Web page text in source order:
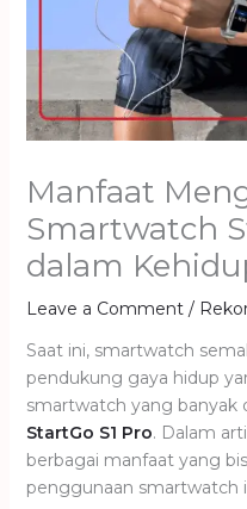
Manfaat
Smartwatch
dalam
Leave a Comment /
Saat ini, smartwatch
pendukung gaya hidup
smartwatch yang banyak
StartGo S1 Pro. Dalam
berbagai manfaat yang
penggunaan smartwatch